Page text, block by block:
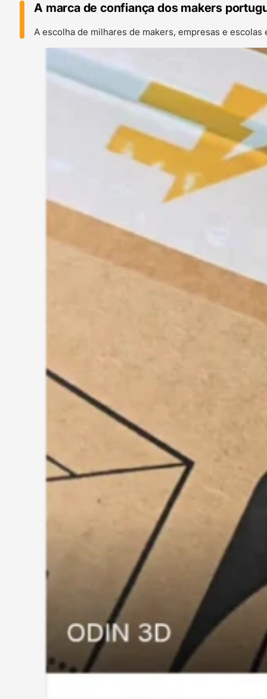
A marca de confiança dos makers
A escolha de milhares de makers, empresas e escolas